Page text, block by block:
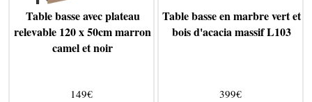
Table basse avec plateau
relevable 120 x 50cm marron
camel et noir
149€
Table basse en marbre vert et
bois d'acacia massif L103
399€